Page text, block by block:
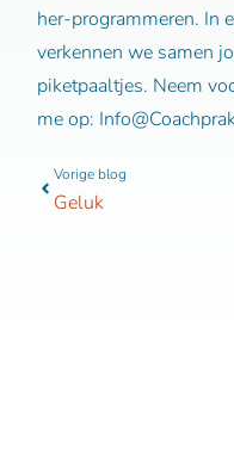
her-programmeren. In
verkennen we samen
piketpaaltjes. Neem
me op:
Vorige
Vorige blog
Geluk